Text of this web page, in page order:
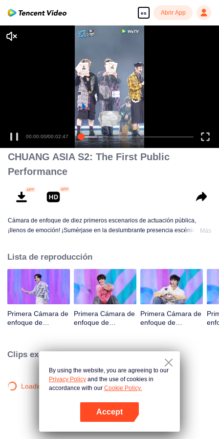
es Abrir App
00:00:00/00:02:47
CHUANG ASIA S2: The First Public
Performance
Cámara de enfoque de diez primeros escenarios de actuación pública,
¡llenos de emoción! ¡Sumérjase en la deslumbrante presencia escénica de
Amor verdadero. Bajo el camino de la luna.
Más
Lista de reproducción
Primera Cámara de
enfoque de
Primera Cámara de
enfoque de
Primera Cámara de
enfoque de
Clips exclusivos
Loading…
By using the website, you are agreeing to our
Privacy Policy and the use of cookies in
accordance with our Cookie Policy.
Accept